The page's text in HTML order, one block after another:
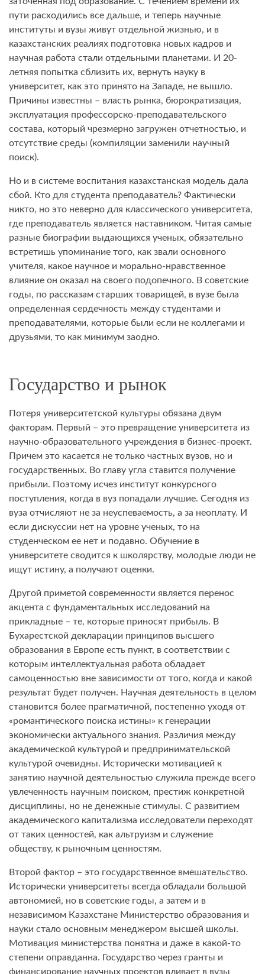
пути расходились все дальше, и теперь научные
институты и вузы живут отдельной жизнью, и в
казахстанских реалиях подготовка новых кадров и
научная работа стали отдельными планетами. И 20-
летняя попытка сблизить их, вернуть науку в
университет, как это принято на Западе, не вышло.
Причины известны – власть рынка, бюрократизация,
эксплуатация профессорско-преподавательского
состава, который чрезмерно загружен отчетностью, и
отсутствие среды (компиляции заменили научный
поиск).
Но и в системе воспитания казахстанская модель дала
сбой. Кто для студента преподаватель? Фактически
никто, но это неверно для классического университета,
где преподаватель является наставником. Читая самые
разные биографии выдающихся ученых, обязательно
встретишь упоминание того, как звали основного
учителя, какое научное и морально-нравственное
влияние он оказал на своего подопечного. В советские
годы, по рассказам старших товарищей, в вузе была
определенная сердечность между студентами и
преподавателями, которые были если не коллегами и
друзьями, то как минимум заодно.
Государство и рынок
Потеря университетской культуры обязана двум
факторам. Первый – это превращение университета из
научно-образовательного учреждения в бизнес-проект.
Причем это касается не только частных вузов, но и
государственных. Во главу угла ставится получение
прибыли. Поэтому исчез институт конкурсного
поступления, когда в вуз попадали лучшие. Сегодня из
вуза отчисляют не за неуспеваемость, а за неоплату. И
если дискуссии нет на уровне ученых, то на
студенческом ее нет и подавно. Обучение в
университете сводится к школярству, молодые люди не
ищут истину, а получают оценки.
Другой приметой современности является перенос
акцента с фундаментальных исследований на
прикладные – те, которые приносят прибыль. В
Бухарестской декларации принципов высшего
образования в Европе есть пункт, в соответствии с
которым интеллектуальная работа обладает
самоценностью вне зависимости от того, когда и какой
результат будет получен. Научная деятельность в целом
становится более прагматичной, постепенно уходя от
«романтического поиска истины» к генерации
экономически актуального знания. Различия между
академической культурой и предпринимательской
культурой очевидны. Исторически мотивацией к
занятию научной деятельностью служила прежде всего
увлеченность научным поиском, престиж конкретной
дисциплины, но не денежные стимулы. С развитием
академического капитализма исследователи переходят
от таких ценностей, как альтруизм и служение
обществу, к рыночным ценностям.
Второй фактор – это государственное вмешательство.
Исторически университеты всегда обладали большой
автономией, но в советские годы, а затем и в
независимом Казахстане Министерство образования и
науки стало основным менеджером высшей школы.
Мотивация министерства понятна и даже в какой-то
степени оправданна. Государство через гранты и
финансирование научных проектов вливает в вузы